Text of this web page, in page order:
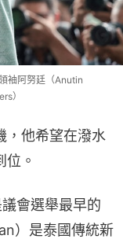
袖阿努廷（Anutin
）
，他希望在潑水
。
會選舉最早的
）是泰國傳統新